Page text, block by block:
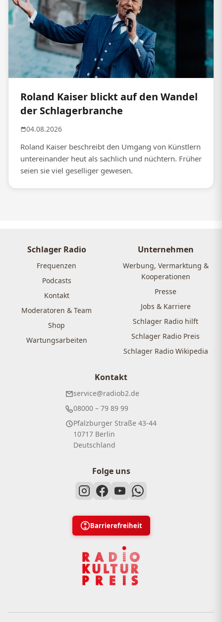
Roland Kaiser blickt auf den Wandel
der Schlagerbranche
04.08.2026
Roland Kaiser beschreibt den Umgang von Künstlern
untereinander heut als sachlich und nüchtern. Früher
seien sie viel geselliger gewesen.
Schlager Radio
Frequenzen
Podcasts
Kontakt
Moderatoren & Team
Shop
Wartungsarbeiten
Unternehmen
Werbung, Vermarktung &
Kooperationen
Presse
Jobs & Karriere
Schlager Radio hilft
Schlager Radio Preis
Schlager Radio Wikipedia
Kontakt
service@radiob2.de
08000 – 79 89 99
Pfalzburger Straße 43-44
10717 Berlin
Deutschland
Folge uns
Barrierefreiheit